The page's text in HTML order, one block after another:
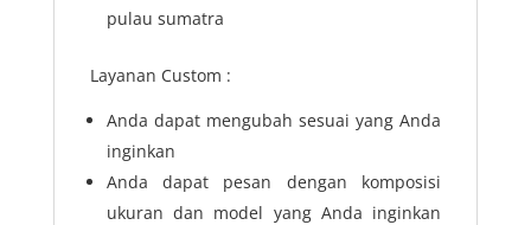
pulau sumatra
Layanan Custom :
Anda dapat mengubah sesuai yang Anda
inginkan
Anda dapat pesan dengan komposisi
ukuran dan model yang Anda inginkan